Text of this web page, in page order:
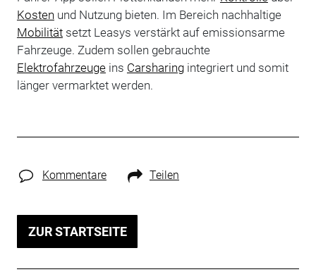
Kosten und Nutzung bieten. Im Bereich nachhaltige
Mobilitätsetzt Leasys verstärkt auf emissionsarme
Fahrzeuge. Zudem sollen gebrauchte
Elektrofahrzeugeins Carsharingintegriert und somit
länger vermarktet werden.
Kommentare Teilen
ZUR STARTSEITE